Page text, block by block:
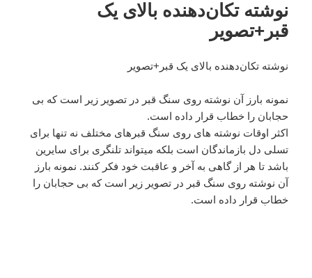
نوشته تکان‌دهنده بالای یک
قبر+تصویر
نوشته تکان‌دهنده بالای یک قبر+تصویر
نمونه بارز آن نوشته روی سنگ قبر در تصویر زیر است که بی
حجابان را خطاب قرار داده است.
اکثر اوقات نوشته های روی سنگ قبرهای مختلف نه تنها برای
تسلی دل بازماندگان است بلکه میتواند تلنگری برای سایرین
باشد تا هر از گاهی به آخر و عاقبت خود فکر کنند. نمونه بارز
آن نوشته روی سنگ قبر در تصویر زیر است که بی حجابان را
خطاب قرار داده است.